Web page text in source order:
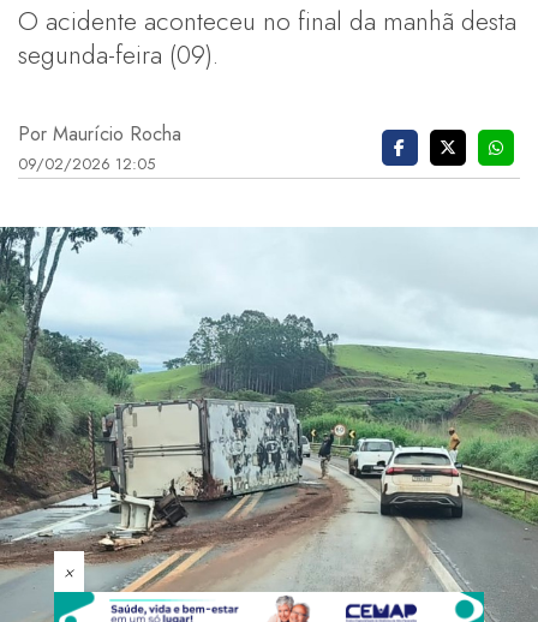
O acidente aconteceu no final da manhã desta
segunda-feira (09).
Por Maurício Rocha
09/02/2026 12:05
×